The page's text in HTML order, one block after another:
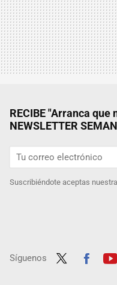
RECIBE "Arranca que
NEWSLETTER
Suscribiéndote aceptas nuestra
Síguenos